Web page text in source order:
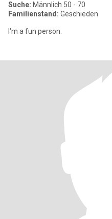
Suche: Männlich 50 - 70
Familienstand: Geschieden
I'm a fun person.